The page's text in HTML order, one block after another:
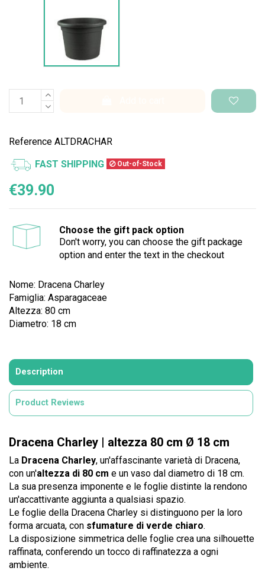
Reference ALTDRACHAR
FAST SHIPPING Out-of-Stock
€39.90
Choose the gift pack option
Don't worry, you can choose the gift package
option and enter the text in the checkout
Nome: Dracena Charley
Famiglia: Asparagaceae
Altezza: 80 cm
Diametro: 18 cm
Description
Product Reviews
Dracena Charley | altezza 80 cm Ø 18 cm
La Dracena Charley, un'affascinante varietà di Dracena,
con un'altezza di 80 cm e un vaso dal diametro di 18 cm.
La sua presenza imponente e le foglie distinte la rendono
un'accattivante aggiunta a qualsiasi spazio.
Le foglie della Dracena Charley si distinguono per la loro
forma arcuata, con sfumature di verde chiaro.
La disposizione simmetrica delle foglie crea una silhouette
raffinata, conferendo un tocco di raffinatezza a ogni
ambiente.